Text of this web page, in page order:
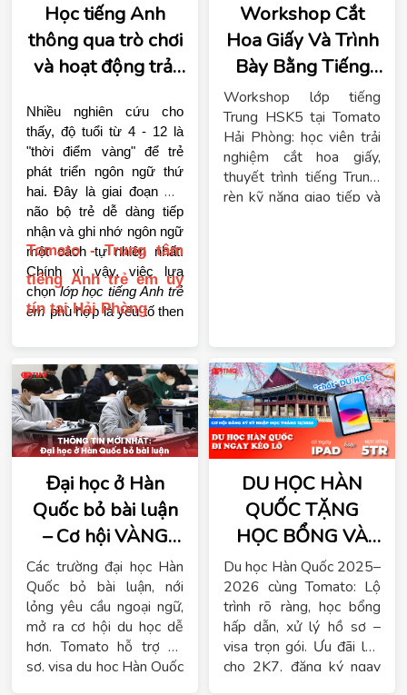
Học tiếng Anh
thông qua trò chơi
và hoạt động trải
Nhiều nghiên cứu cho
thấy, độ tuổi từ 4 - 12 là
"thời điểm vàng" để trẻ
phát triển ngôn ngữ thứ
hai. Đây là giai đoạn mà
não bộ trẻ dễ dàng tiếp
nhận và ghi nhớ ngôn ngữ
một cách tự nhiên nhất.
Chính vì vậy, việc lựa
chọn lớp học tiếng Anh trẻ
em phù hợp là yếu tố then
vững chắc ngay từ đầu.
Tomato - Trung tâm
tiếng Anh trẻ em uy
tín tại Hải Phòng
Workshop Cắt
Hoa Giấy Và Trình
Bày Bằng Tiếng
Trung: Sáng Tạo –
Tự Tin – Thực
Chiến Tại Tomato
Hải Phòng
Workshop lớp tiếng
Trung HSK5 tại Tomato
Hải Phòng: học viên trải
nghiệm cắt hoa giấy,
thuyết trình tiếng Trung,
rèn kỹ năng giao tiếp và
Đại học ở Hàn
Quốc bỏ bài luận
– Cơ hội VÀNG
cho du học sinh
Việt Nam
Các trường đại học Hàn
Quốc bỏ bài luận, nới
lỏng yêu cầu ngoại ngữ,
mở ra cơ hội du học dễ
hơn. Tomato hỗ trợ hồ
sơ, visa du học Hàn Quốc
DU HỌC HÀN
QUỐC TẶNG
HỌC BỔNG VÀ
IPAD
Du học Hàn Quốc 2025–
2026 cùng Tomato: Lộ
trình rõ ràng, học bổng
hấp dẫn, xử lý hồ sơ –
visa trọn gói. Ưu đãi lớn
cho 2K7, đăng ký ngay